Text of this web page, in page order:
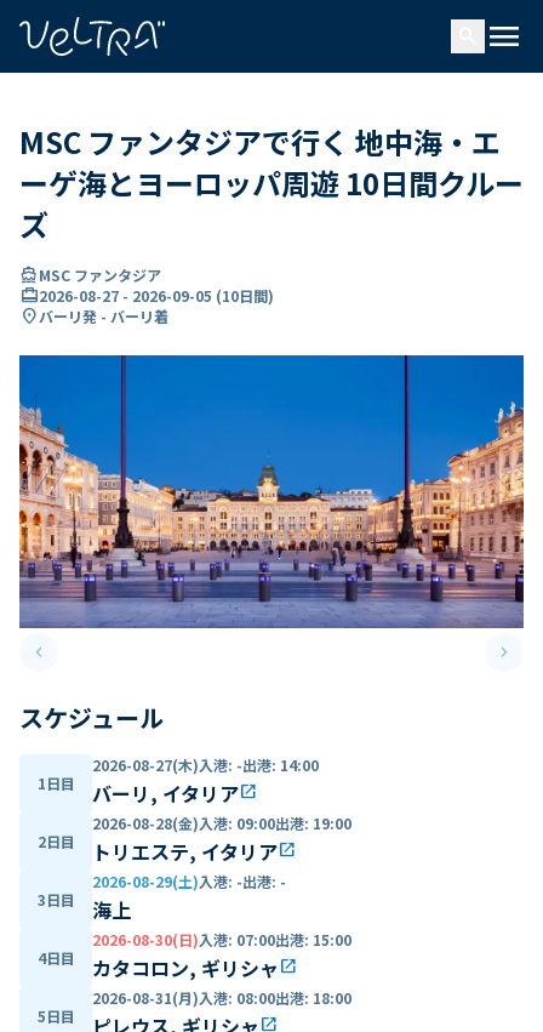
menu
MSC ファンタジアで行く 地中海・エ
ーゲ海とヨーロッパ周遊 10日間クルー
ズ
directions_boatMSC ファンタジア
card_travel2026-08-27 - 2026-09-05 (10日間)
location_onバーリ発 - バーリ着
keyboard_arrow_leftPrevious slide keyboard_arrow_right
スケジュール
1日目
2026-08-27(木)入港: -出港: 14:00
バーリ, イタリアopen_in_new
2日目
2026-08-28(金)入港: 09:00出港: 19:00
トリエステ, イタリアopen_in_new
3日目
2026-08-29(土)入港: -出港: -
海上
4日目
2026-08-30(日)入港: 07:00出港: 15:00
カタコロン, ギリシャ open_in_new
5日目
2026-08-31(月)入港: 08:00出港: 18:00
ピレウス, ギリシャ open_in_new